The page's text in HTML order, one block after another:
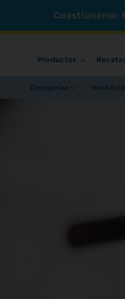
Cuestionario:
Productos
Categorías Hecho